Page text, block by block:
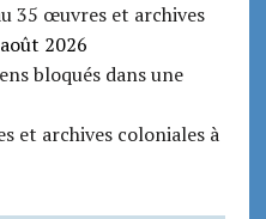
35 œuvres et archives
2026
bloqués dans une
et archives coloniales à